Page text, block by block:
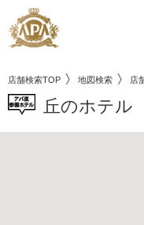
店舗検索TOP 地図検索 店
丘のホテル